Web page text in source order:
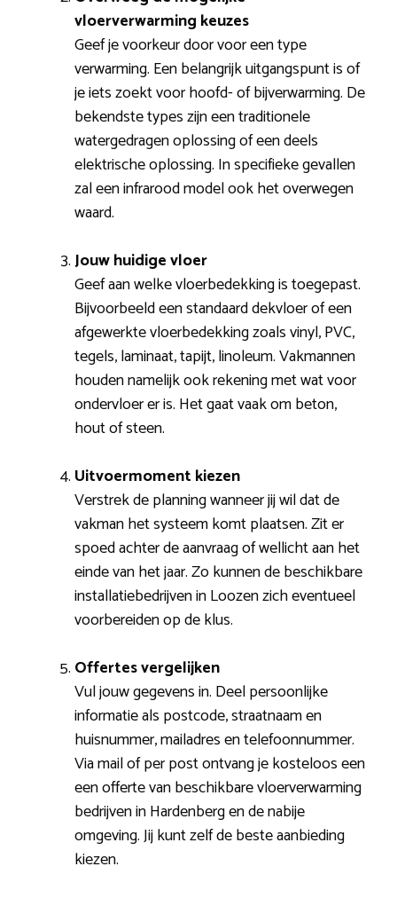
vloerverwarming keuzes
Geef je voorkeur door voor een type
verwarming. Een belangrijk uitgangspunt is of
je iets zoekt voor hoofd- of bijverwarming. De
bekendste types zijn een traditionele
watergedragen oplossing of een deels
elektrische oplossing. In specifieke gevallen
zal een infrarood model ook het overwegen
waard.
Jouw huidige vloer
Geef aan welke vloerbedekking is toegepast.
Bijvoorbeeld een standaard dekvloer of een
afgewerkte vloerbedekking zoals vinyl, PVC,
tegels, laminaat, tapijt, linoleum. Vakmannen
houden namelijk ook rekening met wat voor
ondervloer er is. Het gaat vaak om beton,
hout of steen.
Uitvoermoment kiezen
Verstrek de planning wanneer jij wil dat de
vakman het systeem komt plaatsen. Zit er
spoed achter de aanvraag of wellicht aan het
einde van het jaar. Zo kunnen de beschikbare
installatiebedrijven in Loozen zich eventueel
voorbereiden op de klus.
Offertes vergelijken
Vul jouw gegevens in. Deel persoonlijke
informatie als postcode, straatnaam en
huisnummer, mailadres en telefoonnummer.
Via mail of per post ontvang je kosteloos een
een offerte van beschikbare vloerverwarming
bedrijven in Hardenberg en de nabije
omgeving. Jij kunt zelf de beste aanbieding
kiezen.